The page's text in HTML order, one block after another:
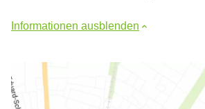
Informationen ausblenden